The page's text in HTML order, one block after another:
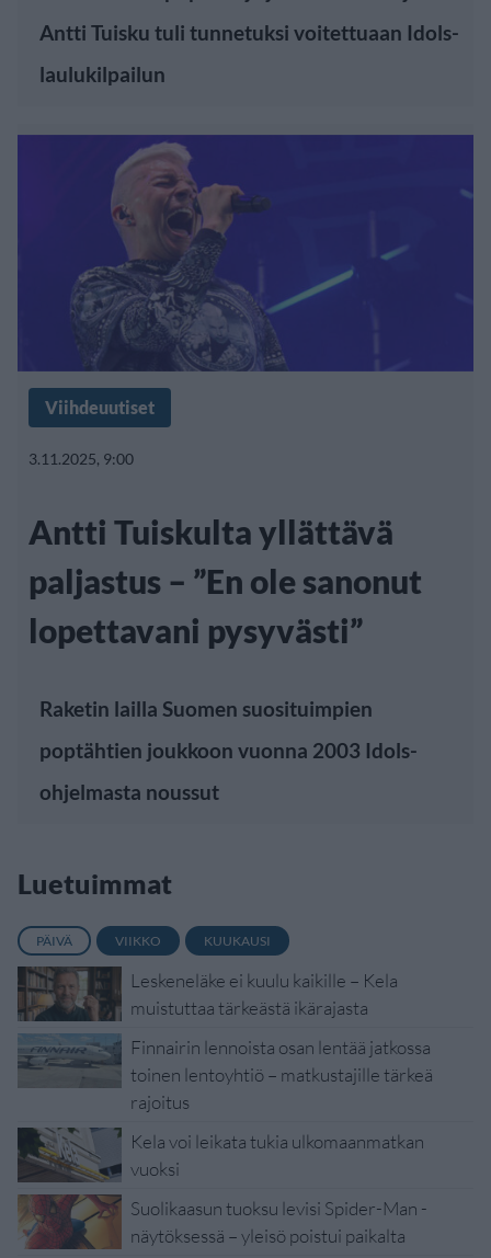
Antti Tuisku tuli tunnetuksi voitettuaan Idols-
laulukilpailun
Viihdeuutiset
3.11.2025, 9:00
Antti Tuiskulta yllättävä
paljastus – ”En ole sanonut
lopettavani pysyvästi”
Raketin lailla Suomen suosituimpien
poptähtien joukkoon vuonna 2003 Idols-
ohjelmasta noussut
Luetuimmat
PÄIVÄ VIIKKO KUUKAUSI
Leskeneläke ei kuulu kaikille – Kela
muistuttaa tärkeästä ikärajasta
Finnairin lennoista osan lentää jatkossa
toinen lentoyhtiö – matkustajille tärkeä
rajoitus
Kela voi leikata tukia ulkomaanmatkan
vuoksi
Suolikaasun tuoksu levisi Spider-Man -
näytöksessä – yleisö poistui paikalta